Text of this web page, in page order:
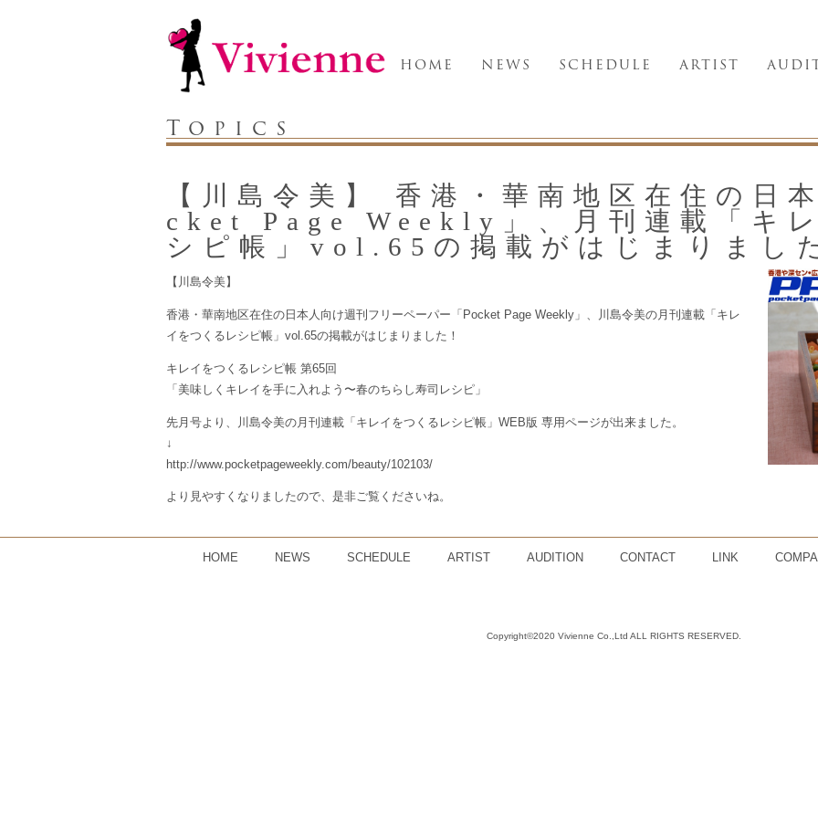
HOME NEWS SCHEDULE ARTIST
Topics
【川島令美】 香港・華南地区在住の日
cket Page Weekly」、月刊連載「キ
シピ帳」vol.65の掲載がはじまりまし
【川島令美】
香港・華南地区在住の日本人向け週刊フリーペーパー「Pocket Page Weekly」、川島令美の月刊連載「キレ
イをつくるレシピ帳」vol.65の掲載がはじまりました！
キレイをつくるレシピ帳 第65回
「美味しくキレイを手に入れよう〜春のちらし寿司レシピ」
先月号より、川島令美の月刊連載「キレイをつくるレシピ帳」WEB版 専用ページが出来ました。
↓
http://www.pocketpageweekly.com/beauty/102103/
より見やすくなりましたので、是非ご覧くださいね。
HOME NEWS SCHEDULE ARTIST AUDITION CONTACT LINK
Copyright©2020 Vivienne Co.,Ltd ALL RIGHTS RESERVED.